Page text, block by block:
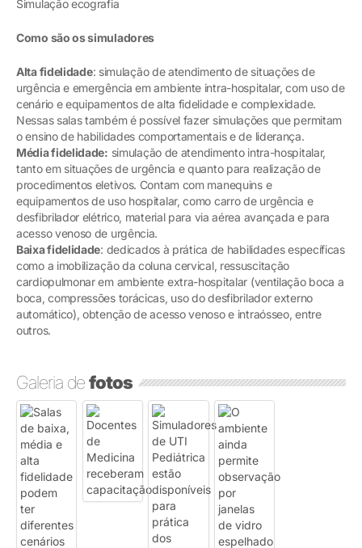
Simulação ecografia
Como são os simuladores
Alta fidelidade: simulação de atendimento de situações de
urgência e emergência em ambiente intra-hospitalar, com uso de
cenário e equipamentos de alta fidelidade e complexidade.
Nessas salas também é possível fazer simulações que permitam
o ensino de habilidades comportamentais e de liderança.
Média fidelidade: simulação de atendimento intra-hospitalar,
tanto em situações de urgência e quanto para realização de
procedimentos eletivos. Contam com manequins e
equipamentos de uso hospitalar, como carro de urgência e
desfibrilador elétrico, material para via aérea avançada e para
acesso venoso de urgência.
Baixa fidelidade: dedicados à prática de habilidades específicas
como a imobilização da coluna cervical, ressuscitação
cardiopulmonar em ambiente extra-hospitalar (ventilação boca a
boca, compressões torácicas, uso do desfibrilador externo
automático), obtenção de acesso venoso e intraósseo, entre
outros.
Galeria defotos